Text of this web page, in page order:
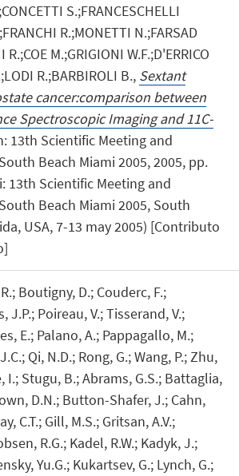
S.;FRANCESCHELLI
R.;MONETTI N.;FARSAD
M.;GRIGIONI W.F.;D'ERRICO
R.;BARBIROLI B., Sextant
cancer:comparison between
Spectroscopic Imaging and 11C-
13th Scientific Meeting and
Beach Miami 2005, 2005, pp.
13th Scientific Meeting and
Beach Miami 2005, South
USA, 7-13 may 2005) [Contributo
Boutigny, D.; Couderc, F.;
J.P.; Poireau, V.; Tisserand, V.;
E.; Palano, A.; Pappagallo, M.;
Qi, N.D.; Rong, G.; Wang, P.; Zhu,
I.; Stugu, B.; Abrams, G.S.; Battaglia,
D.N.; Button-Shafer, J.; Cahn,
C.T.; Gill, M.S.; Gritsan, A.V.;
R.G.; Kadel, R.W.; Kadyk, J.;
Yu.G.; Kukartsev, G.; Lynch, G.;